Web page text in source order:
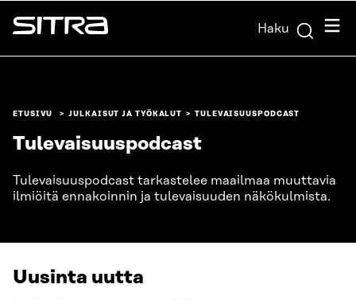
Siirry
suoraan
Sitra Haku
ETUSIVU JULKAISUT JA TYÖKALUT TULEVAISUUSPODCAST
Tulevaisuuspodcast
Tulevaisuuspodcast tarkastelee maailmaa muuttavia
ilmiöitä ennakoinnin ja tulevaisuuden näkökulmista.
Uusinta uutta